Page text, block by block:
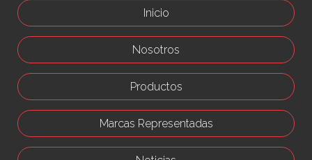
Inicio
Nosotros
Productos
Marcas Representadas